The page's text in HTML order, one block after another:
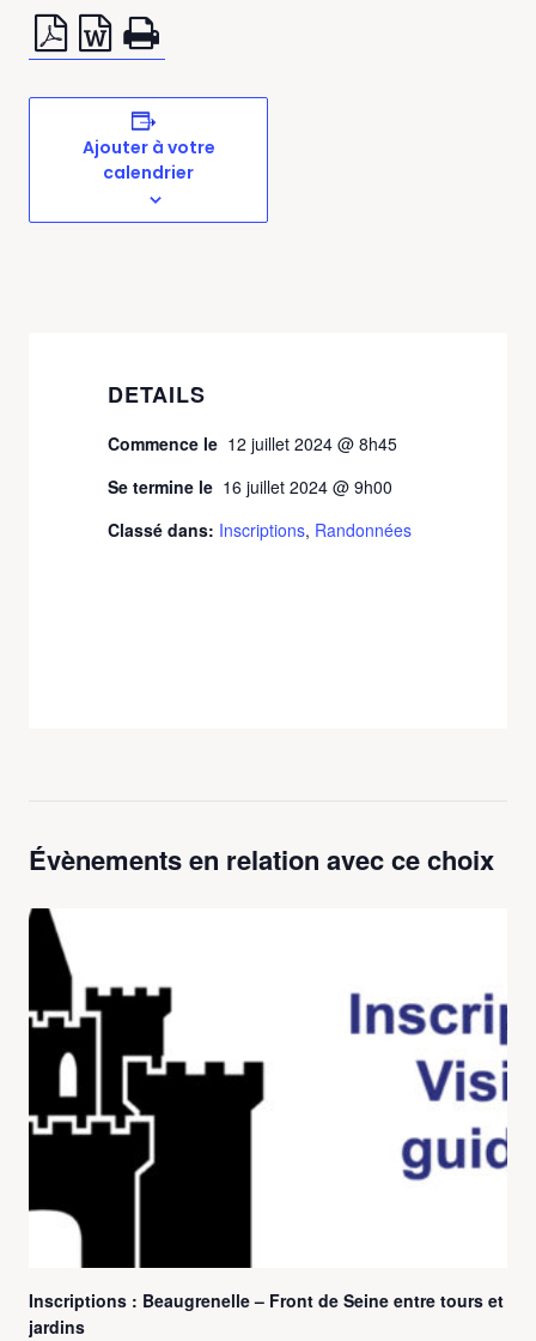
Ajouter à votre
calendrier
DETAILS
Commence le 12 juillet 2024 @ 8h45
Se termine le 16 juillet 2024 @ 9h00
Classé dans: Inscriptions, Randonnées
Évènements en relation avec ce choix
Inscriptions : Beaugrenelle – Front de Seine entre tours et
jardins